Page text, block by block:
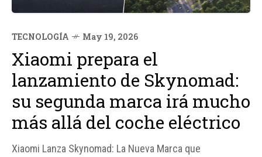
TECNOLOGÍA May 19, 2026
Xiaomi prepara el
lanzamiento de Skynomad:
su segunda marca irá mucho
más allá del coche eléctrico
Xiaomi Lanza Skynomad: La Nueva Marca que